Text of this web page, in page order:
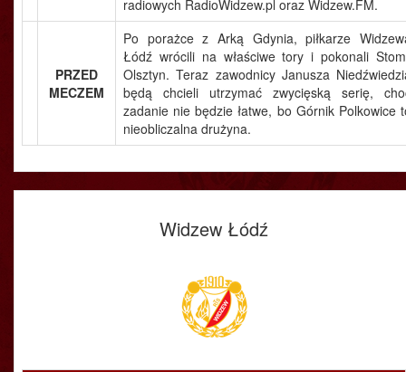
radiowych RadioWidzew.pl oraz Widzew.FM.
PRZED
MECZEM
Po porażce z Arką Gdynia, piłkarze
Łódź wrócili na właściwe tory i pokonali
Olsztyn. Teraz zawodnicy Janusza
będą chcieli utrzymać zwycięską serię,
zadanie nie będzie łatwe, bo Górnik Polkowice
nieobliczalna drużyna.
Widzew Łódź